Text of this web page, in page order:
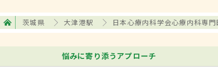
茨城県 大津港駅 日本心療内科学会心療内科専門
悩みに寄り添うアプローチ